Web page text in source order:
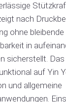
nach
ohne
in
sicherstellt.
auf Yin
und allgemeine